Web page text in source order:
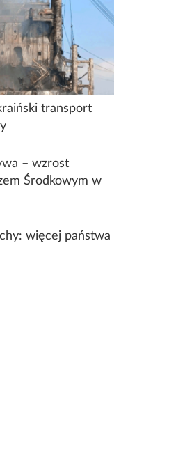
transport
– wzrost
Środkowym w
więcej państwa